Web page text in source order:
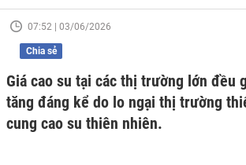
07:52 | 03/06/2026
Chia sẻ
Giá cao su tại các thị trường lớn đều
tăng đáng kể do lo ngại thị trường
cung cao su thiên nhiên.